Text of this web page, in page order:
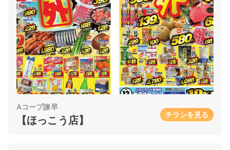
Aコープ諫早
【ほっこう店】 チラシを見る